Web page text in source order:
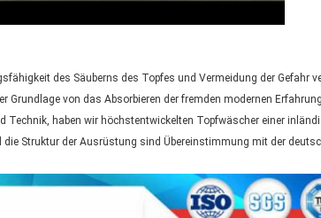
des Säuberns des Topfes und Vermeidung der Gefahr
Grundlage von das Absorbieren der fremden modernen
Technik, haben wir höchstentwickelten Topfwäscher einer
die Struktur der Ausrüstung sind Übereinstimmung mit der